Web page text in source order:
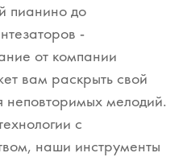
пианино до
-
от компании
вам раскрыть свой
неповторимых мелодий.
с
наши инструменты